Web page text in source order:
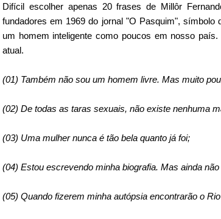
Difícil escolher apenas 20 frases de Millôr
fundadores em 1969 do jornal "O Pasquim",
um homem inteligente como poucos em nosso
atual.
(01) Também não sou um homem livre. Mas muito
(02) De todas as taras sexuais, não existe nenhuma
(03) Uma mulher nunca é tão bela quanto já foi;
(04) Estou escrevendo minha biografia. Mas ainda
(05) Quando fizerem minha autópsia encontrarão o